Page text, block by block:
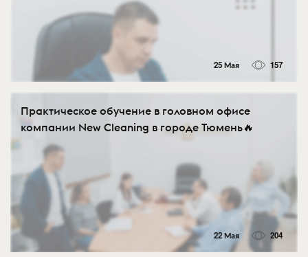
25 Мая 157
Практическое обучение в головном офисе
компании New Cleaning в городе Тюмень🔥
22 Мая 204